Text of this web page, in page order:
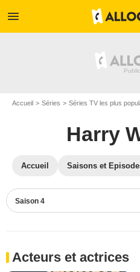
menu
Accueil Séries Séries TV les plus
Harry
Accueil Saisons et
Saison 4
Acteurs et actrices